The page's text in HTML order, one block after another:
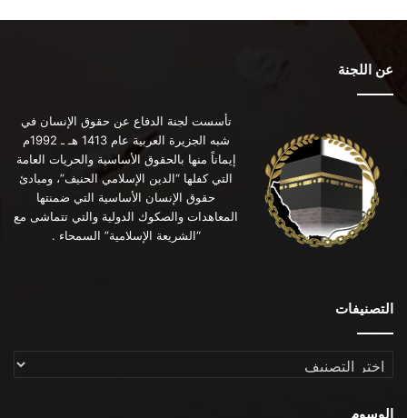
عن اللجنة
تأسست لجنة الدفاع عن حقوق الإنسان في
شبه الجزيرة العربية عام 1413 هـ ـ 1992م
إيماناً منها بالحقوق الأساسية والحريات العامة
التي كفلها “الدين الإسلامي الحنيف”، ومبادئ
حقوق الإنسان الأساسية التي ضمنتها
المعاهدات والصكوك الدولية والتي تتماشى مع
“الشريعة الإسلامية” السمحاء .
التصنيفات
التصنيفات
الوسوم